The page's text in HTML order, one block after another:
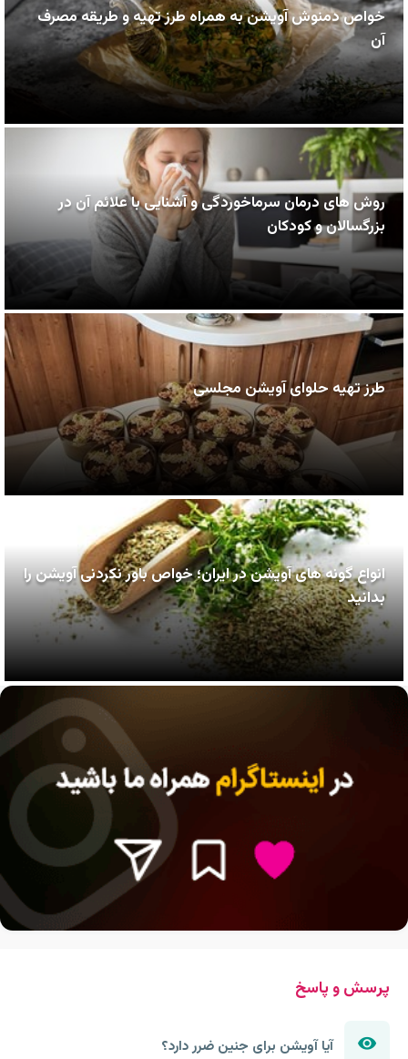
خواص دمنوش آویشن به همراه طرز تهیه و طریقه مصرف
آن
روش های درمان سرماخوردگی و آشنایی با علائم آن در
بزرگسالان و کودکان
طرز تهیه حلوای آویشن مجلسی
انواع گونه های آویشن در ایران؛ خواص باور نکردنی آویشن را
بدانید
پرسش و پاسخ
آیا آویشن برای جنین ضرر دارد؟